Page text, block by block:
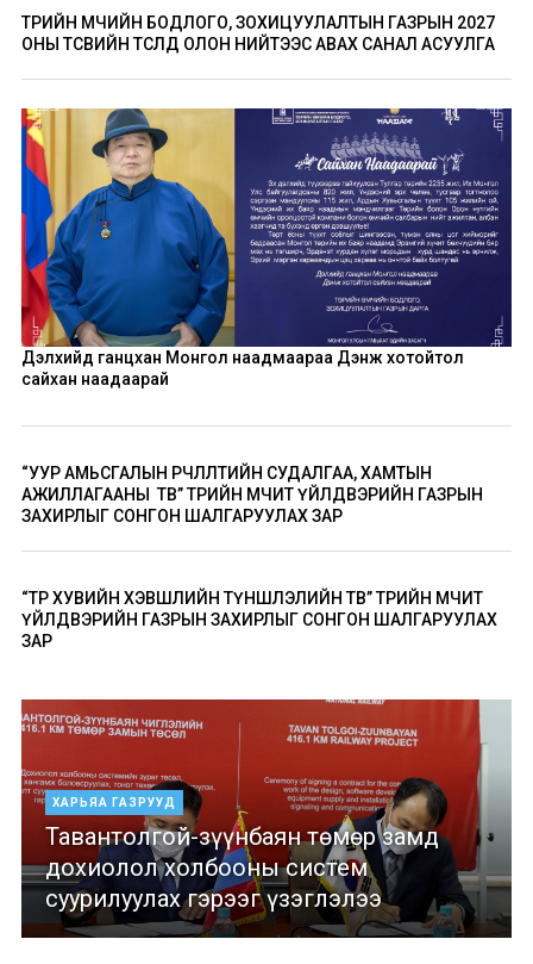
ТӨРИЙН ӨМЧИЙН БОДЛОГО, ЗОХИЦУУЛАЛТЫН ГАЗРЫН 2027
ОНЫ ТӨСВИЙН ТӨСӨЛД ОЛОН НИЙТЭЭС АВАХ САНАЛ АСУУЛГА
Дэлхийд ганцхан Монгол наадмаараа Дэнж хотойтол
сайхан наадаарай
“УУР АМЬСГАЛЫН ӨӨРЧЛӨЛТИЙН СУДАЛГАА, ХАМТЫН
АЖИЛЛАГААНЫ ТӨВ” ТӨРИЙН ӨМЧИТ ҮЙЛДВЭРИЙН ГАЗРЫН
ЗАХИРЛЫГ СОНГОН ШАЛГАРУУЛАХ ЗАР
“ТӨР ХУВИЙН ХЭВШЛИЙН ТҮНШЛЭЛИЙН ТӨВ” ТӨРИЙН ӨМЧИТ
ҮЙЛДВЭРИЙН ГАЗРЫН ЗАХИРЛЫГ СОНГОН ШАЛГАРУУЛАХ
ЗАР
ХАРЬЯА ГАЗРУУД
Тавантолгой-зүүнбаян төмөр замд
дохиолол холбооны систем
суурилуулах гэрээг үзэглэлээ